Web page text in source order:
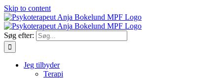
Skip to content
Søg efter:
Jeg tilbyder
Terapi